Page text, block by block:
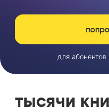
для абонентов
тысячи